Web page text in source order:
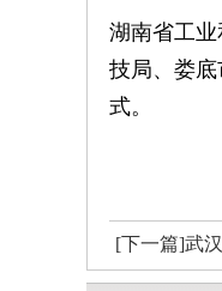
湖南省工
技局、娄
式。
[下一篇]武